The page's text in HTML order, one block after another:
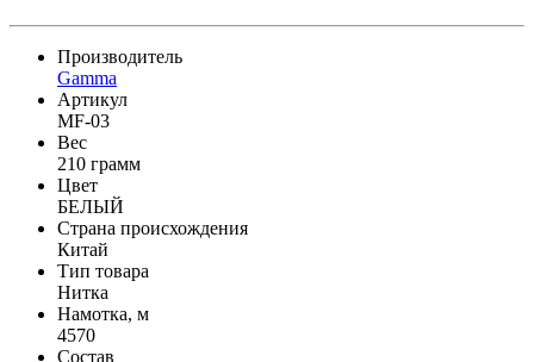
Производитель
Gamma
Артикул
MF-03
Вес
210 грамм
Цвет
БЕЛЫЙ
Страна происхождения
Китай
Тип товара
Нитка
Намотка, м
4570
Состав